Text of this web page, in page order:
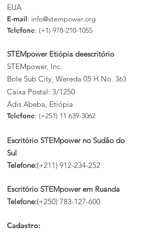
EUA
E-mail: info@stempower.org
Telefone: (+1) 978-210-1055
STEMpower Etiópia deescritório
STEMpower, Inc.
Bole Sub City, Wereda 05 H.No. 363
Caixa Postal: 3/1250
Adis Abeba, Etiópia
Telefone: (+251) 11 639-3062
Escritório STEMpower no Sudão do
Sul
Telefone:(+211) 912-234-252
Escritório STEMpower em Ruanda
Telefone:(+250) 783-127-600
Cadastro: